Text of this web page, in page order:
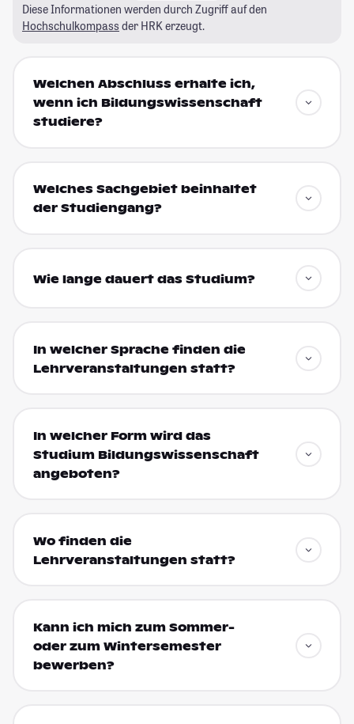
Diese Informationen werden durch Zugriff auf den
Hochschulkompass der HRK erzeugt.
Welchen Abschluss erhalte ich,
wenn ich Bildungswissenschaft
studiere?
Welches Sachgebiet beinhaltet
der Studiengang?
Wie lange dauert das Studium?
In welcher Sprache finden die
Lehrveranstaltungen statt?
In welcher Form wird das
Studium Bildungswissenschaft
angeboten?
Wo finden die
Lehrveranstaltungen statt?
Kann ich mich zum Sommer-
oder zum Wintersemester
bewerben?